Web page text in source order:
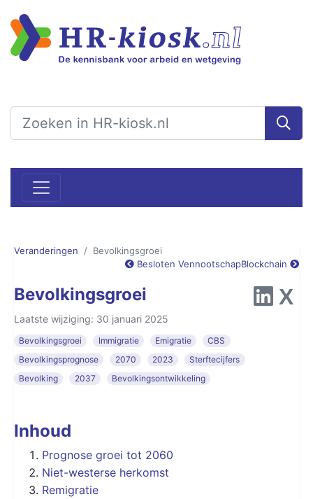
Veranderingen
Bevolkingsgroei
Besloten VennootschapBlockchain
Bevolkingsgroei
Laatste wijziging: 30 januari 2025
Bevolkingsgroei Immigratie Emigratie
CBS
Bevolkingsprognose
2070 2023
Sterftecijfers
Bevolking
2037 Bevolkingsontwikkeling
Inhoud
Prognose groei tot 2060
Niet-westerse herkomst
Remigratie